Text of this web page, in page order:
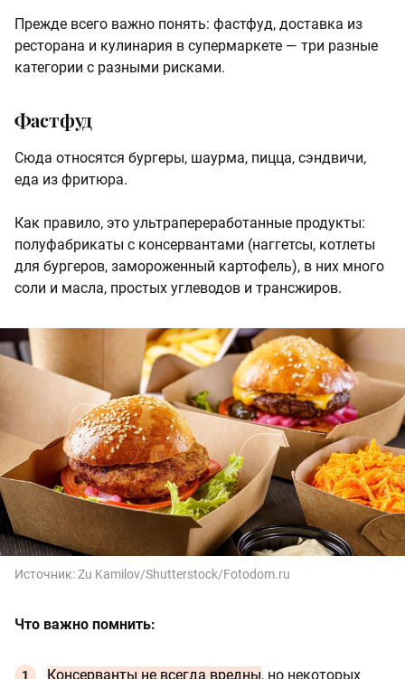
Прежде всего важно понять: фастфуд, доставка из
ресторана и кулинария в супермаркете — три разные
категории с разными рисками.
Фастфуд
Сюда относятся бургеры, шаурма, пицца, сэндвичи,
еда из фритюра.
Как правило, это ультрапереработанные продукты:
полуфабрикаты с консервантами (наггетсы, котлеты
для бургеров, замороженный картофель), в них много
соли и масла, простых углеводов и трансжиров.
Источник:Zu Kamilov/Shutterstock/Fotodom.ru
Что важно помнить:
Консерванты не всегда вредны, но некоторых